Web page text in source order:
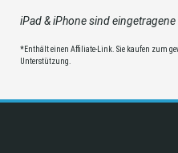
iPad & iPhone sind
*Enthält einen Affiliate-Link. Sie kaufen zum
Unterstützung.